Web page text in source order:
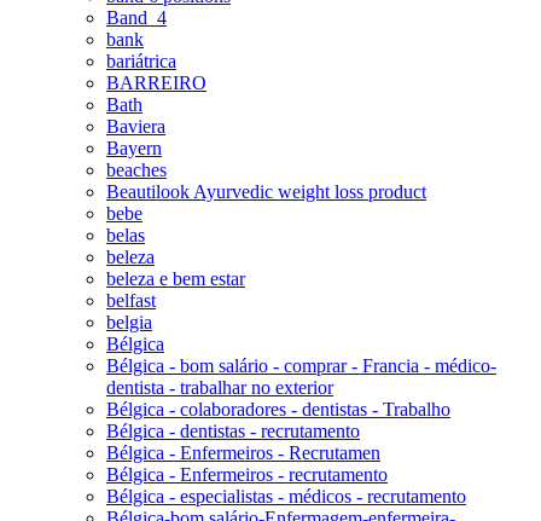
Band_4
bank
bariátrica
BARREIRO
Bath
Baviera
Bayern
beaches
Beautilook Ayurvedic weight loss product
bebe
belas
beleza
beleza e bem estar
belfast
belgia
Bélgica
Bélgica - bom salário - comprar - Francia - médico-
dentista - trabalhar no exterior
Bélgica - colaboradores - dentistas - Trabalho
Bélgica - dentistas - recrutamento
Bélgica - Enfermeiros - Recrutamen
Bélgica - Enfermeiros - recrutamento
Bélgica - especialistas - médicos - recrutamento